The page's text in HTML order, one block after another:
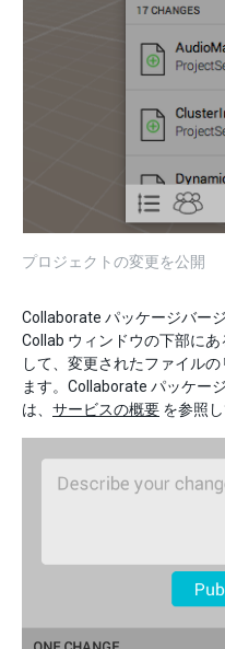
プロジェクトの変更を公開
Collaborate パッケージバー
Collab ウィンドウの下部にあ
して、変更されたファイル
ます。Collaborate パッケー
は、 サービスの概要 を参照し